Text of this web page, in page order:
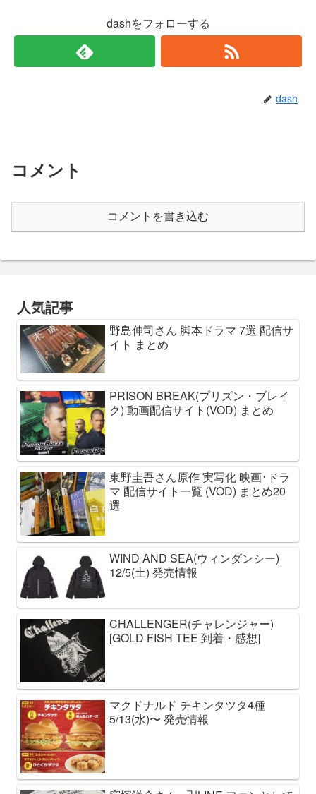
dashをフォローする
dash
コメント
コメントを書き込む
人気記事
野島伸司さん 脚本ドラマ 7選 配信サ
イト まとめ
PRISON BREAK(プリズン・ブレイ
ク) 動画配信サイト(VOD) まとめ
東野圭吾さん原作 実写化 映画･ドラ
マ 配信サイト一覧 (VOD) まとめ20
選
WIND AND SEA(ウィンダンシー)
12/5(土) 発売情報
CHALLENGER(チャレンジャー)
[GOLD FISH TEE 到着・感想]
マクドナルド チキンタツタ4種
5/13(水)〜 発売情報